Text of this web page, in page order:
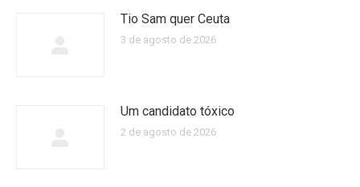
Tio Sam quer Ceuta
3 de agosto de 2026
Um candidato tóxico
2 de agosto de 2026